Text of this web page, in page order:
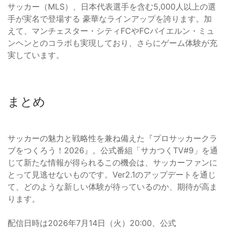
サッカー（MLS）、日本代表選手を含む5,000人以上の選
手が実名で登場する 豪華なラインアップを誇ります。加
えて、マンチェスター・シティFCやFCバイエルン・ミュ
ンヘンとのコラボも実現しており、さらにゲーム体験が充
実しています。
まとめ
サッカーの魅力と戦略性を兼ね備えた『プロサッカークラ
ブをつくろう！2026』。公式番組「サカつくTV#9」を通
じて新たな情報が得られるこの機会は、サッカーファンに
とって見逃せないものです。Ver2.1のアップデートを通じ
て、どのような新しい体験が待っているのか、期待が高ま
ります。
配信日時は2026年7月14日（火）20:00、公式